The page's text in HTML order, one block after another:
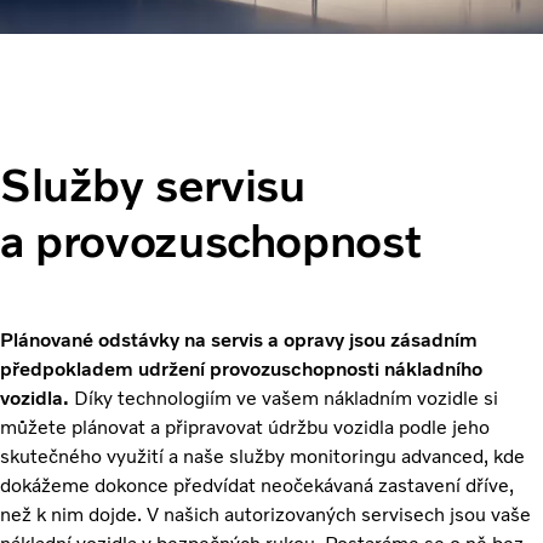
Služby servisu
a provozuschopnost
Plánované odstávky na servis a opravy jsou zásadním
předpokladem udržení provozuschopnosti nákladního
vozidla. Díky technologiím ve vašem nákladním vozidle si
můžete plánovat a připravovat údržbu vozidla podle jeho
skutečného využití a naše služby monitoringu advanced, kde
dokážeme dokonce předvídat neočekávaná zastavení dříve,
než k nim dojde. V našich autorizovaných servisech jsou vaše